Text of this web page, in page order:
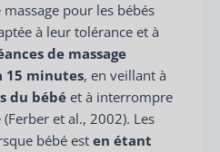
massage pour les bébés
à leur tolérance et à
de massage
15 minutes, en veillant à
du bébé et à interrompre
et al., 2002). Les
bébé est en étant